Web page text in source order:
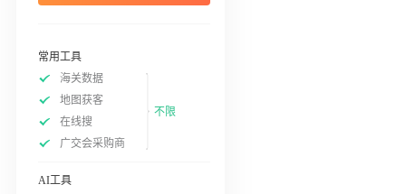
常用工具
海关数据
地图获客
在线搜
广交会采购商
不限
AI工具